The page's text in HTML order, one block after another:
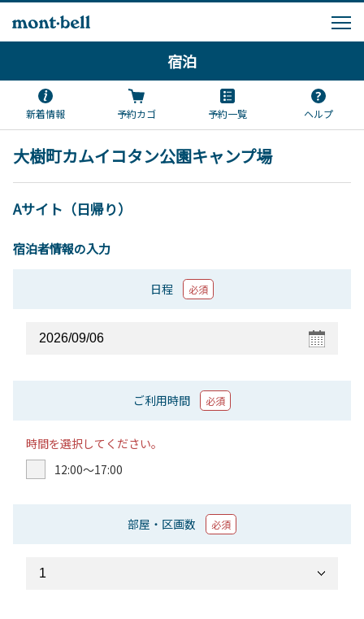
宿泊
新着情報 予約カゴ 予約一覧 ヘルプ
大樹町カムイコタン公園キャンプ場
Aサイト（日帰り）
宿泊者情報の入力
日程 必須
ご利用時間 必須
時間を選択してください。
12:00〜17:00
部屋・区画数 必須